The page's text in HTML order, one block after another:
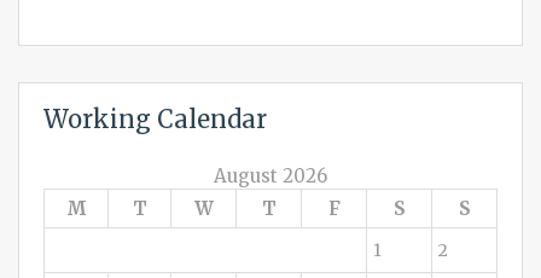
Working Calendar
August 2026
M
T W T F S S
1 2